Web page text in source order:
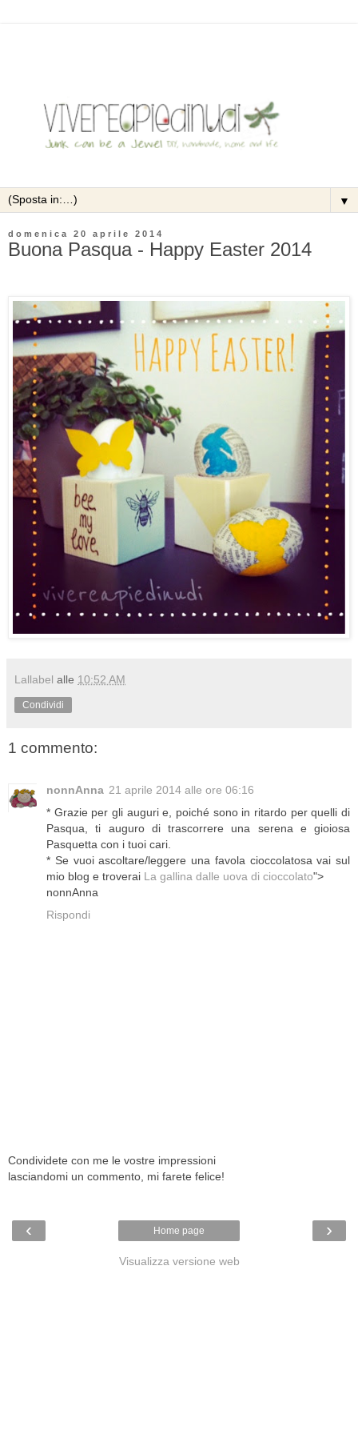
▼
domenica 20 aprile 2014
Buona Pasqua - Happy Easter 2014
Lallabel alle 10:52 AM
Condividi
1 commento:
nonnAnna 21 aprile 2014 alle ore 06:16
* Grazie per gli auguri e, poiché sono in ritardo per quelli di
Pasqua, ti auguro di trascorrere una serena e gioiosa
Pasquetta con i tuoi cari.
* Se vuoi ascoltare/leggere una favola cioccolatosa vai sul
mio blog e troverai La gallina dalle uova di cioccolato">
nonnAnna
Rispondi
Condividete con me le vostre impressioni
lasciandomi un commento, mi farete felice!
‹ ›
Home page
Visualizza versione web